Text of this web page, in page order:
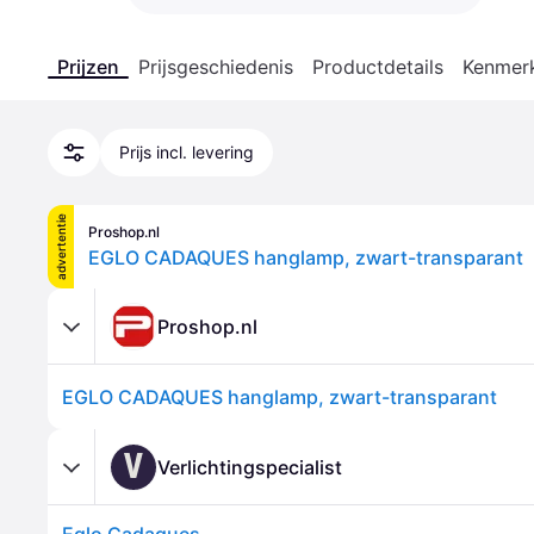
Prijzen Prijsgeschiedenis Productdetails
Prijs incl. levering
advertentie Proshop.nl
EGLO CADAQUES hanglamp, zwart-transparant
Proshop.nl
EGLO CADAQUES hanglamp, zwart-transparant
V Verlichtingspecialist